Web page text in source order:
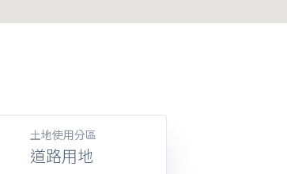
土地使用分區
道路用地